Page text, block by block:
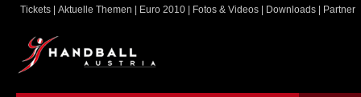
Tickets Aktuelle Themen Euro 2010 Fotos & Videos Downloads Partner